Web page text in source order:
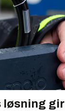
løsning gir